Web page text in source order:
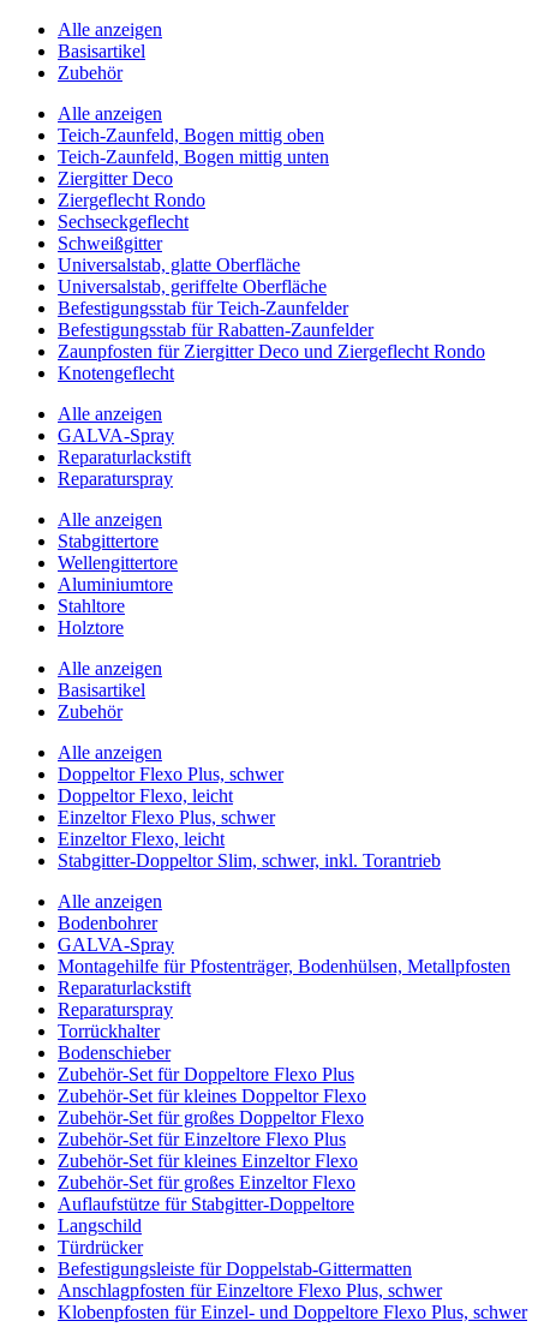
Alle anzeigen
Basisartikel
Zubehör
Alle anzeigen
Teich-Zaunfeld, Bogen mittig oben
Teich-Zaunfeld, Bogen mittig unten
Ziergitter Deco
Ziergeflecht Rondo
Sechseckgeflecht
Schweißgitter
Universalstab, glatte Oberfläche
Universalstab, geriffelte Oberfläche
Befestigungsstab für Teich-Zaunfelder
Befestigungsstab für Rabatten-Zaunfelder
Zaunpfosten für Ziergitter Deco und Ziergeflecht Rondo
Knotengeflecht
Alle anzeigen
GALVA-Spray
Reparaturlackstift
Reparaturspray
Alle anzeigen
Stabgittertore
Wellengittertore
Aluminiumtore
Stahltore
Holztore
Alle anzeigen
Basisartikel
Zubehör
Alle anzeigen
Doppeltor Flexo Plus, schwer
Doppeltor Flexo, leicht
Einzeltor Flexo Plus, schwer
Einzeltor Flexo, leicht
Stabgitter-Doppeltor Slim, schwer, inkl. Torantrieb
Alle anzeigen
Bodenbohrer
GALVA-Spray
Montagehilfe für Pfostenträger, Bodenhülsen, Metallpfosten
Reparaturlackstift
Reparaturspray
Torrückhalter
Bodenschieber
Zubehör-Set für Doppeltore Flexo Plus
Zubehör-Set für kleines Doppeltor Flexo
Zubehör-Set für großes Doppeltor Flexo
Zubehör-Set für Einzeltore Flexo Plus
Zubehör-Set für kleines Einzeltor Flexo
Zubehör-Set für großes Einzeltor Flexo
Auflaufstütze für Stabgitter-Doppeltore
Langschild
Türdrücker
Befestigungsleiste für Doppelstab-Gittermatten
Anschlagpfosten für Einzeltore Flexo Plus, schwer
Klobenpfosten für Einzel- und Doppeltore Flexo Plus, schwer